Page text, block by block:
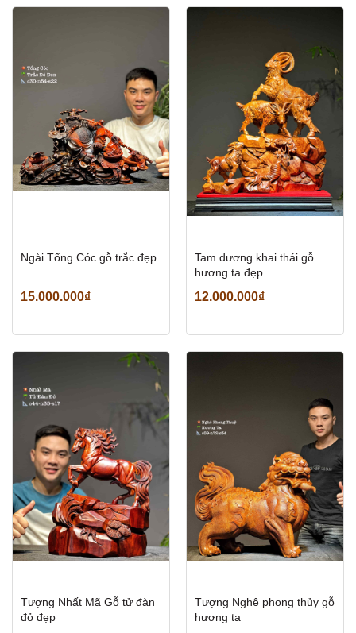
Ngài Tổng Cóc gỗ trắc đẹp
15.000.000₫
Tam dương khai thái gỗ
hương ta đẹp
12.000.000₫
Tượng Nhất Mã Gỗ tử đàn
đỏ đẹp
Tượng Nghê phong thủy gỗ
hương ta